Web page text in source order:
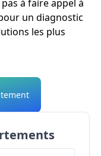
à faire appel à
un diagnostic
les plus